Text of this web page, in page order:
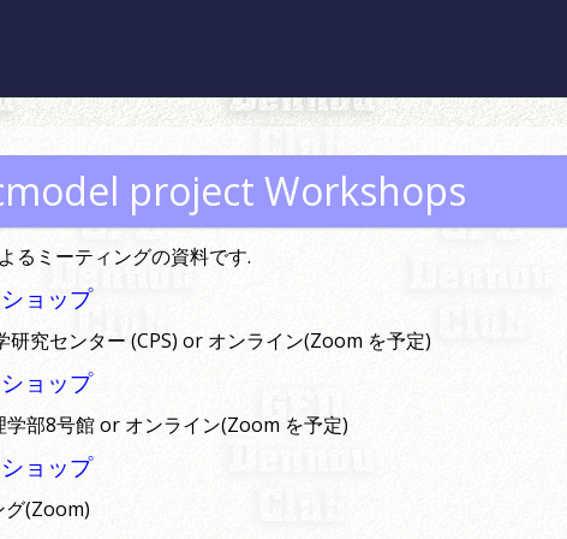
project Workshops
るミーティングの資料です.
ョップ
究センター (CPS) or オンライン(Zoom を予定)
ョップ
部8号館 or オンライン(Zoom を予定)
ョップ
グ(Zoom)